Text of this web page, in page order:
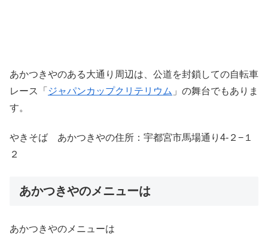
あかつきやのある大通り周辺は、公道を封鎖しての自転車
レース「 ジャパンカップクリテリウム 」の舞台でもありま
す。
やきそば あかつきやの住所：宇都宮市馬場通り4-２−１
２
あかつきやのメニューは
あかつきやのメニューは